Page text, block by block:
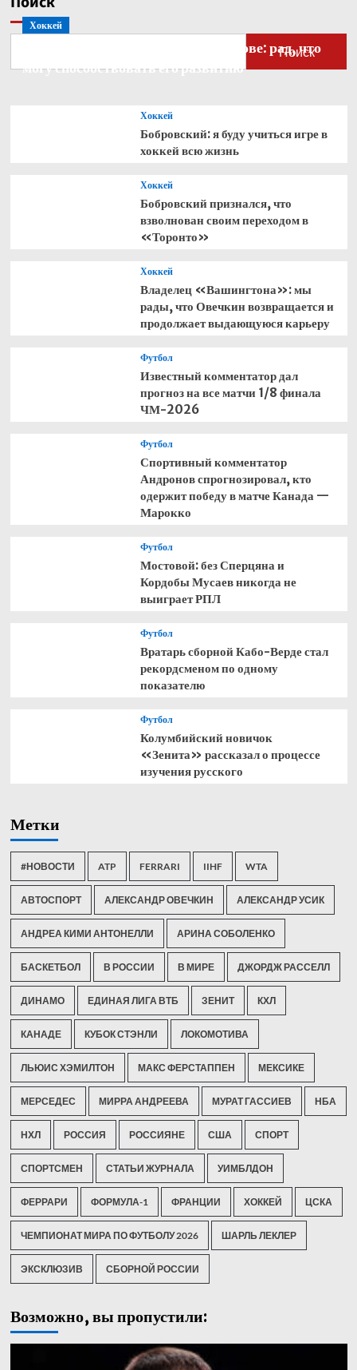
Поиск
Хоккей
Бобровский — о голкипере Ахтямове: рад, что
могу способствовать его развитию
Хоккей
Бобровский: я буду учиться игре в
хоккей всю жизнь
Хоккей
Бобровский признался, что
взволнован своим переходом в
«Торонто»
Хоккей
Владелец «Вашингтона»: мы
рады, что Овечкин возвращается и
продолжает выдающуюся карьеру
Футбол
Известный комментатор дал
прогноз на все матчи 1/8 финала
ЧМ-2026
Футбол
Спортивный комментатор
Андронов спрогнозировал, кто
одержит победу в матче Канада —
Марокко
Футбол
Мостовой: без Сперцяна и
Кордобы Мусаев никогда не
выиграет РПЛ
Футбол
Вратарь сборной Кабо-Верде стал
рекордсменом по одному
показателю
Футбол
Колумбийский новичок
«Зенита» рассказал о процессе
изучения русского
Метки
#НОВОСТИ ATP FERRARI IIHF WTA
АВТОСПОРТ АЛЕКСАНДР ОВЕЧКИН АЛЕКСАНДР УСИК
АНДРЕА КИМИ АНТОНЕЛЛИ АРИНА СОБОЛЕНКО
БАСКЕТБОЛ В РОССИИ В МИРЕ ДЖОРДЖ РАССЕЛЛ
ДИНАМО ЕДИНАЯ ЛИГА ВТБ ЗЕНИТ КХЛ
КАНАДЕ КУБОК СТЭНЛИ ЛОКОМОТИВА
ЛЬЮИС ХЭМИЛТОН МАКС ФЕРСТАППЕН МЕКСИКЕ
МЕРСЕДЕС МИРРА АНДРЕЕВА МУРАТ ГАССИЕВ НБА
НХЛ РОССИЯ РОССИЯНЕ США СПОРТ
СПОРТСМЕН СТАТЬИ ЖУРНАЛА УИМБЛДОН
ФЕРРАРИ ФОРМУЛА-1 ФРАНЦИИ ХОККЕЙ ЦСКА
ЧЕМПИОНАТ МИРА ПО ФУТБОЛУ 2026 ШАРЛЬ ЛЕКЛЕР
ЭКСКЛЮЗИВ СБОРНОЙ РОССИИ
Возможно, вы пропустили: